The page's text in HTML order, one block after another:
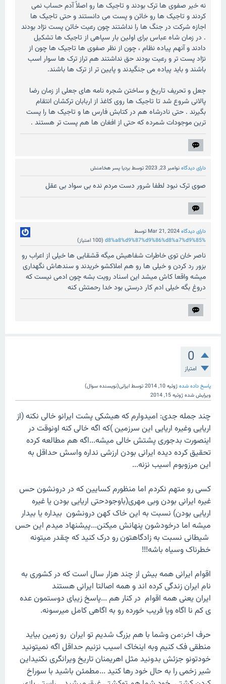
نه خیر صفوی ها ترک بودند و تاجیک ها رو اصلاً آدم حساب نمی
کردند و تاجیک ها رو خائن و پست می دانستند و حتی تاجیک ها
اجازه شرکت در جنگ ها را نداشتند چون رعیت خائن پست نژاد بودند
. در زمان شاه عباس برای اولین بار سپاهی از تاجیک ها تشکیل
دادند و آنهم پیاده نظام ، چون از نظر صفوی ها تاجیک ها چون از
نژاد پست تر و رعیت بودند حق نداشتند هم تراز ترک ها سوار اسب
باشند و باید پیاده می جنگیدند و پایین تر از ترک ها باشند.
جعل و تحریف تاریخ و ساختن شجره نامه های جعلی از زمان رضا
پالانی شروع شد تا تاجیک ها روی کاغذ از اربابان ترکشان انتقام
بگیرند . حتی نادرشاه هم در کتابش فارس ها و تاجیک ها را پست
ترین موجودات شمرده که حتی از افغان ها هم پست تر هستند .
دارای دیدگاهنوامبر 23, 2023 توسطبردیا پسر هخامنش
صوی ترک نبود لطفا شرور دست مردم نده بی سواد بی عقل
دارای دیدگاهMar 21, 2024توسط
%d8%a8%d9%87%d9%86%d8%a7%d9%85
(
100 امتیاز)
ناصر خان توی خاطرات شفاهیش میگه قشقایی ها خیلی از اعراب رو
بزور رد کردن و خیلی ها رو هم املاکشو خریدند و سندهاش نگهداری
میشه واقعا کاش میشد این اسناد رویت بشه چون ادمی نیست که
دروغ بگه خیلی ادم کار درستی بود خدا رحمتش کنه
0
امتیاز
پاسخ داده شدهژوئیه 10, 2014 توسطایرانی(نویسنده سوال)
ویرایش شدهژوئیه 15, 2014
چند جمله جدی: امیدوارم که هیشکی پشت ایرانو خالی نکنه (از
اریایی وغیره اریایی این سرزمین )که اگه خالی کنه اونوقت در
اینصورت بدجوری پشتش خالی میشه...اگه هم مطالعه کرده
تحقیق کرده دیده ایرانی بودن ارزشی نداره واسش حداقل به
این مرزوبوم اسیب نزنه...
کسی رو متهم نکردم اما منظورم کسایین که در درونشون حس
غیره ایرانی بودن وبی مهری(باوجودحتی اریایی بودن یا غیره
اریایی بودن) نسبت به این خاک کهن درونشون بیداره یا بیدار
میشه اما درخودشون پنهانش میکنن...پیشنهاد میدم این حس
شیطانی نسبت به زادگاهتون رو درک کنید که چقدر میتونه
خطرناک وسیاه باشه!!!
اقوام ایرانی همه بیش از چند هزار سال است که در کشوری به
نام ایران زندگی کرده اند و همه اصالتا ایرانی هستند
ایران یعنی همه اقوام در کنار هم ...پاسخ زیبای دوستمون عده
ی کم نا اگاه ویا فریب خورده رو به اگاهی کامل میرسونه.
حرف اخر:من وشما با هم بزرگ شدیم تو ایران رو زمین بیاید
منطقی فک کنیم وبه اینخاک اسیب نزنیم حداقل اگه نمیتونید
خودتونو جزئش بدونید مثل اهریمنان تاریخ ویرانگری نکنیداین
شیر زخمی را به حال خود رها کنید ...مطمئن باشید با سوراخ